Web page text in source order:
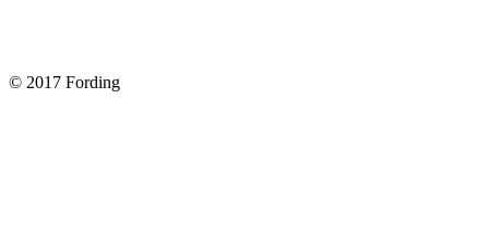
© 2017 Fording